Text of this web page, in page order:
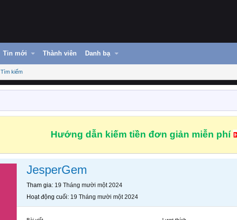
Tin mới Thành viên Danh bạ
Tìm kiếm
Hướng dẫn kiếm tiền đơn giản miễn phí
JesperGem
Tham gia 19 Tháng mười một 2024
Hoạt động cuối 19 Tháng mười một 2024